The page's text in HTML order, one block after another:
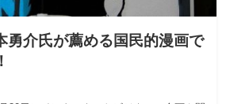
勇介氏が薦める国民的漫画で